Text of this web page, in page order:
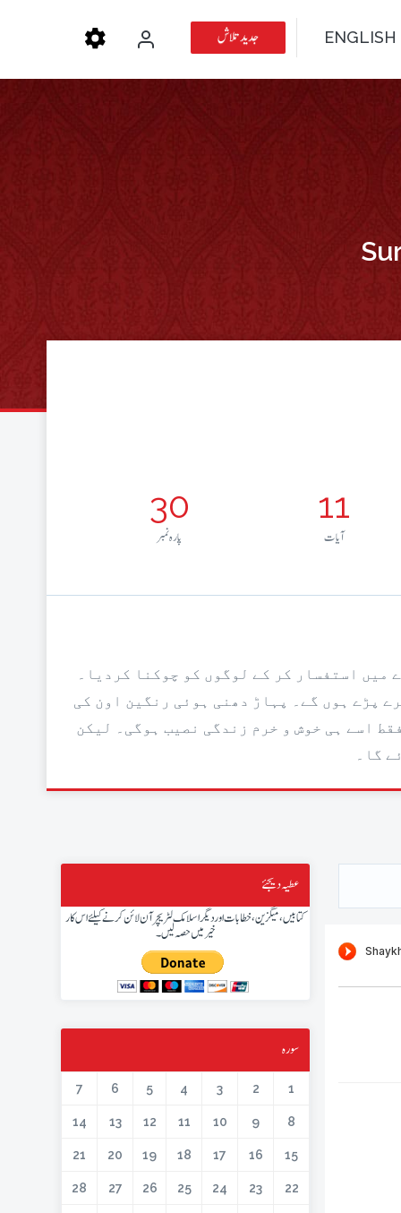
ENGLISH جدید تلاش
30
پارہ نمبر
11
آيات
میں استفسار کر کے لوگوں کو چوکنا کردیا۔
پڑے ہوں گے۔ پہاڑ دھنی ہوئی رنگین اون کی
اسے ہی خوش و خرم زندگی نصیب ہوگی۔ لیکن
گا۔
عطیہ دیجئے
کتابیں، میگزین، خطابات اور دیگر اسلامک لٹریچر آن لائن کرنے کیلئے اس کار
خیر میں حصہ لیں۔
سورہ
1
2
3
4
5
6
7
8
9
10
11
12
13
14
15
16
17
18
19
20
21
22
23
24
25
26
27
28